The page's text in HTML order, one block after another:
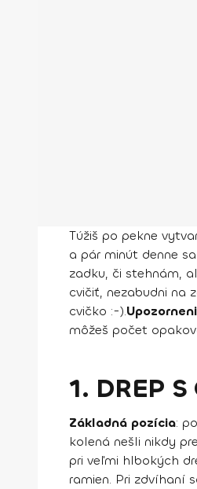
Túžiš po pekne
a pár minút denne
zadku, či stehnám,
cvičiť, nezabudni na
cvičko :-).
môžeš počet
1. DREP
Základná pozícia:
kolená nešli nikdy
pri veľmi hlbokých
ramien. Pri zdvíhaní